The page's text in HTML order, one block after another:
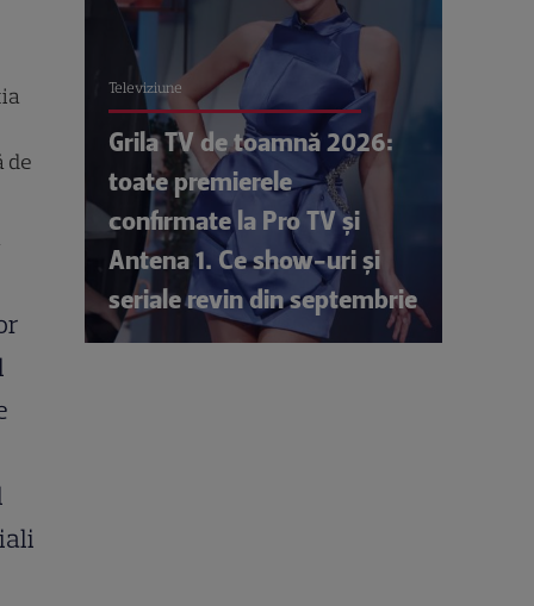
de
Televiziune
Grila TV de toamnă 2026:
toate premierele
confirmate la Pro TV și
Antena 1. Ce show-uri și
seriale revin din septembrie